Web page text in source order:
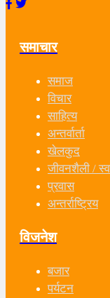
समाचार
समाज
विचार
साहित्य
अन्तर्वार्ता
खेलकुद
जीवनशैली /
प्रवास
अन्तर्राष्ट्रिय
विजनेश
बजार
पर्यटन